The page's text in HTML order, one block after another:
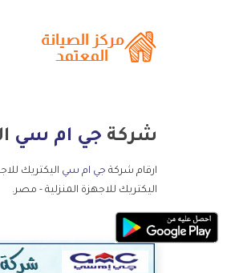
شركة جي ام سي
ارقام شركة جي ام سي اليكتريك
اليكتريك للاجهزة المنزلية - مصر.